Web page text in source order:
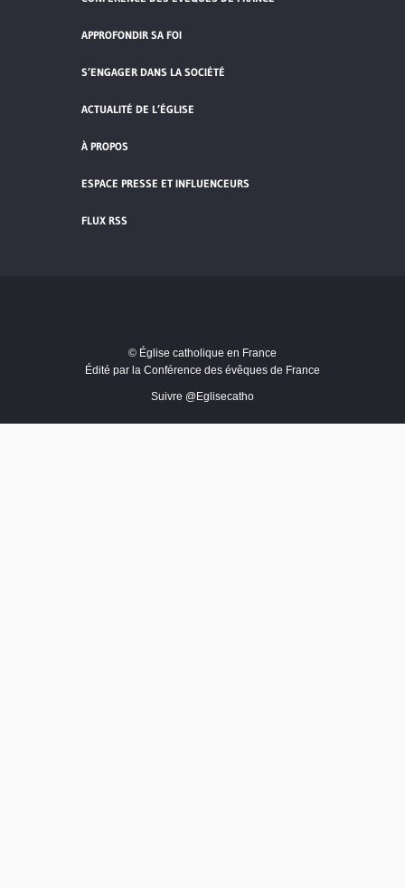
APPROFONDIR SA FOI
S’ENGAGER DANS LA SOCIÉTÉ
ACTUALITÉ DE L’ÉGLISE
À PROPOS
ESPACE PRESSE ET INFLUENCEURS
FLUX RSS
© Église catholique en France
Édité par la Conférence des évêques de France
Suivre @Eglisecatho